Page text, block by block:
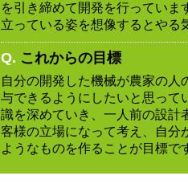
を引き締めて開発を行っていま
立っている姿を想像するとやる
Q. これからの目標
自分の開発した機械が農家の
与できるようにしたいと思って
識を深めていき、一人前の設計
客様の立場になって考え、自分
ようなものを作ることが目標で